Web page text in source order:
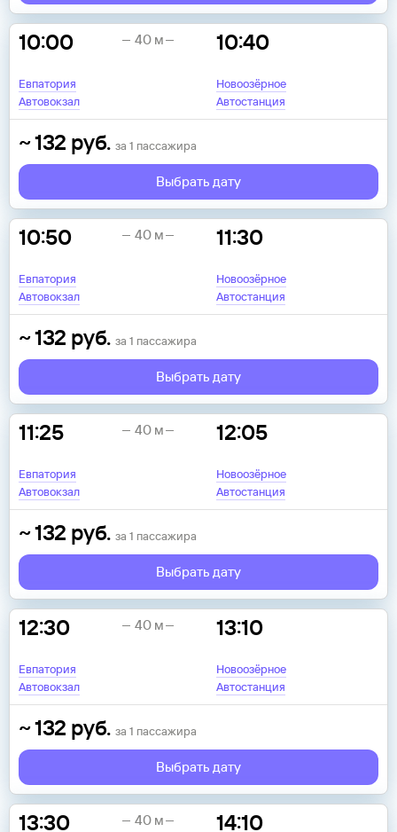
10:00
Евпатория
Автовокзал
10:40
Новоозёрное
Автостанция
40 м
~132 руб. за 1 пассажира
Выбрать дату
10:50
Евпатория
Автовокзал
11:30
Новоозёрное
Автостанция
40 м
~132 руб. за 1 пассажира
Выбрать дату
11:25
Евпатория
Автовокзал
12:05
Новоозёрное
Автостанция
40 м
~132 руб. за 1 пассажира
Выбрать дату
12:30
Евпатория
Автовокзал
13:10
Новоозёрное
Автостанция
40 м
~132 руб. за 1 пассажира
Выбрать дату
13:30 14:10
40 м